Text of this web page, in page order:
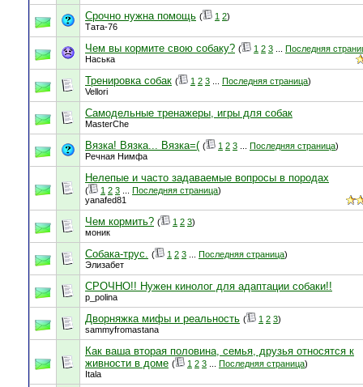
Срочно нужна помощь ( 1 2)
Тата-76
Чем вы кормите свою собаку? ( 1 2 3
Последняя
Наська
Тренировка собак ( 1 2 3 Последняя страница)
Vellori
Самодельные тренажеры, игры для собак
MasterChe
Вязка! Вязка... Вязка=( ( 1 2 3 Последняя страница)
Речная Нимфа
Нелепые и часто задаваемые вопросы в породах
( 1 2 3 Последняя страница)
yanafed81
Чем кормить? ( 1 2 3)
моник
Собака-трус. ( 1 2 3 Последняя страница)
Элизабет
СРОЧНО!! Нужен кинолог для адаптации собаки!!
p_polina
Дворняжка мифы и реальность ( 1 2 3)
sammyfromastana
Как ваша вторая половина, семья, друзья относятся к
живности в доме ( 1 2 3 Последняя страница)
Itala